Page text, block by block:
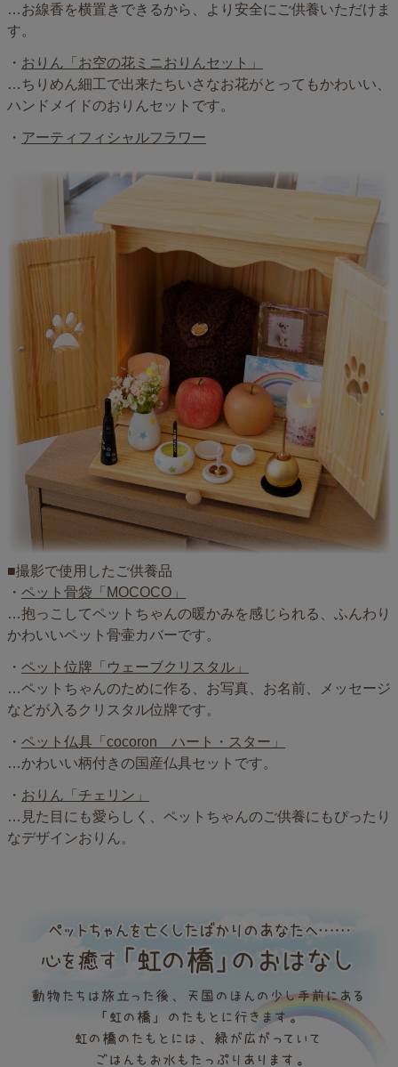
…お線香を横置きできるから、より安全にご供養いただけま
す。
・ おりん「お空の花ミニおりんセット」
…ちりめん細工で出来たちいさなお花がとってもかわいい、
ハンドメイドのおりんセットです。
・ アーティフィシャルフラワー
■撮影で使用したご供養品
・ ペット骨袋「MOCOCO」
…抱っこしてペットちゃんの暖かみを感じられる、ふんわり
かわいいペット骨壷カバーです。
・ ペット位牌「ウェーブクリスタル」
…ペットちゃんのために作る、お写真、お名前、メッセージ
などが入るクリスタル位牌です。
・ ペット仏具「cocoron ハート・スター」
…かわいい柄付きの国産仏具セットです。
・ おりん「チェリン」
…見た目にも愛らしく、ペットちゃんのご供養にもぴったり
なデザインおりん。